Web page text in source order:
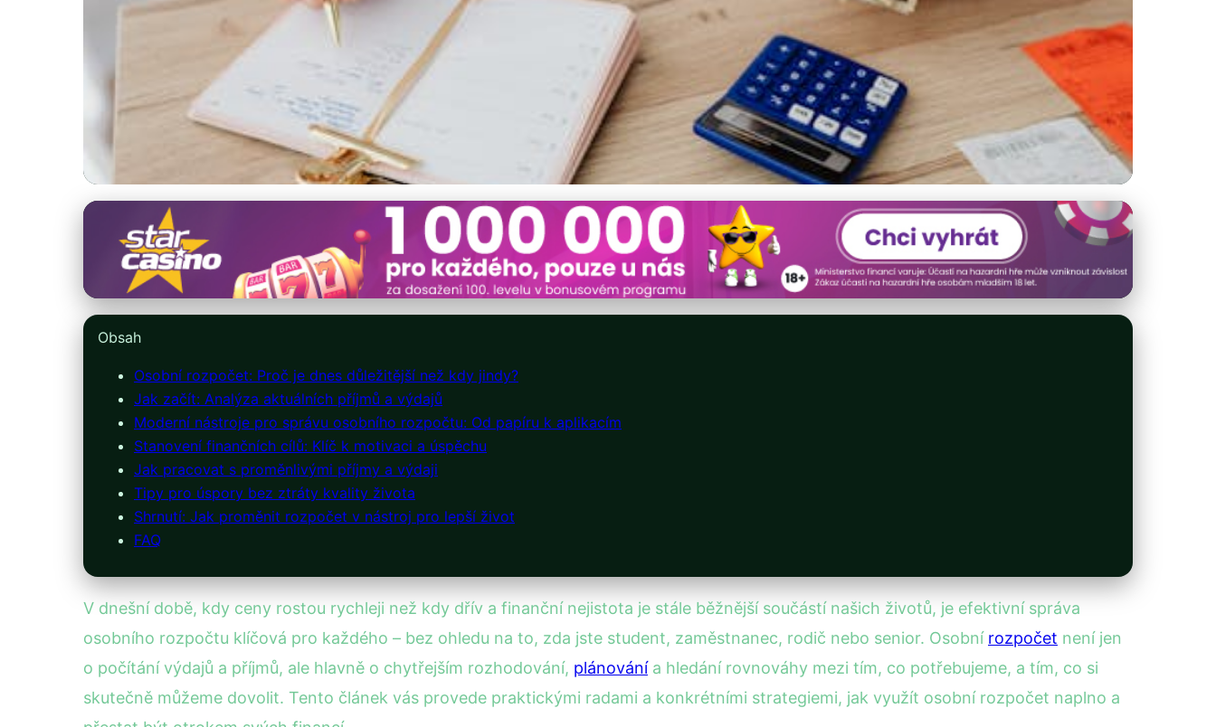
pujcka77.cz
Osobní rozpočet: Jak zvládnout finance v době inflace?
14. 3. 2026· 9 min čtení · Autor: Lenka Holubová
Obsah
Osobní rozpočet: Proč je dnes důležitější než kdy jindy?
Jak začít: Analýza aktuálních příjmů a výdajů
Moderní nástroje pro správu osobního rozpočtu: Od papíru k aplikacím
Stanovení finančních cílů: Klíč k motivaci a úspěchu
Jak pracovat s proměnlivými příjmy a výdaji
Tipy pro úspory bez ztráty kvality života
Shrnutí: Jak proměnit rozpočet v nástroj pro lepší život
FAQ
V dnešní době, kdy ceny rostou rychleji než kdy dřív a finanční nejistota je stále běžnější součástí našich životů, je efektivní správa
osobního rozpočtu klíčová pro každého – bez ohledu na to, zda jste student, zaměstnanec, rodič nebo senior. Osobní rozpočet není jen
o počítání výdajů a příjmů, ale hlavně o chytřejším rozhodování, plánovánía hledání rovnováhy mezi tím, co potřebujeme, a tím, co si
skutečně můžeme dovolit. Tento článek vás provede praktickými radami a konkrétními strategiemi, jak využít osobní rozpočet naplno a